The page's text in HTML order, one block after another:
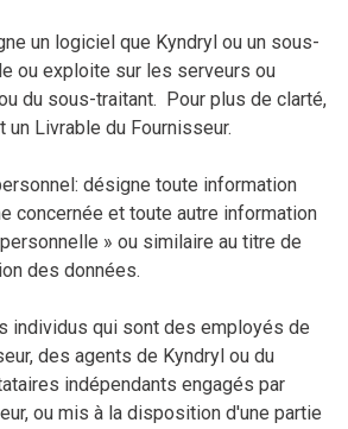
un logiciel que Kyndryl ou un sous-
ou exploite sur les serveurs ou
du sous-traitant. Pour plus de clarté,
Livrable du Fournisseur.
désigne toute information
concernée et toute autre information
» ou similaire au titre de
des données.
individus qui sont des employés de
des agents de Kyndryl ou du
indépendants engagés par
ou mis à la disposition d'une partie